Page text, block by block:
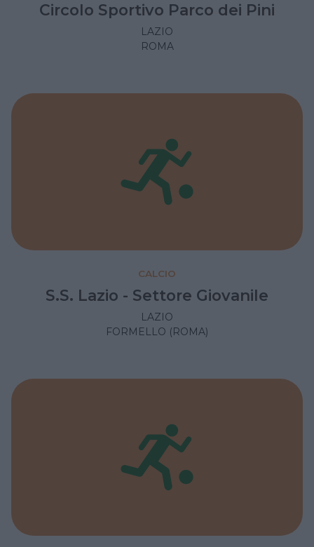
Circolo Sportivo Parco dei Pini
LAZIO
ROMA
CALCIO
S.S. Lazio - Settore Giovanile
LAZIO
FORMELLO (ROMA)